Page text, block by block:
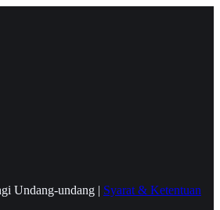
Undang-undang | Syarat & Ketentuan